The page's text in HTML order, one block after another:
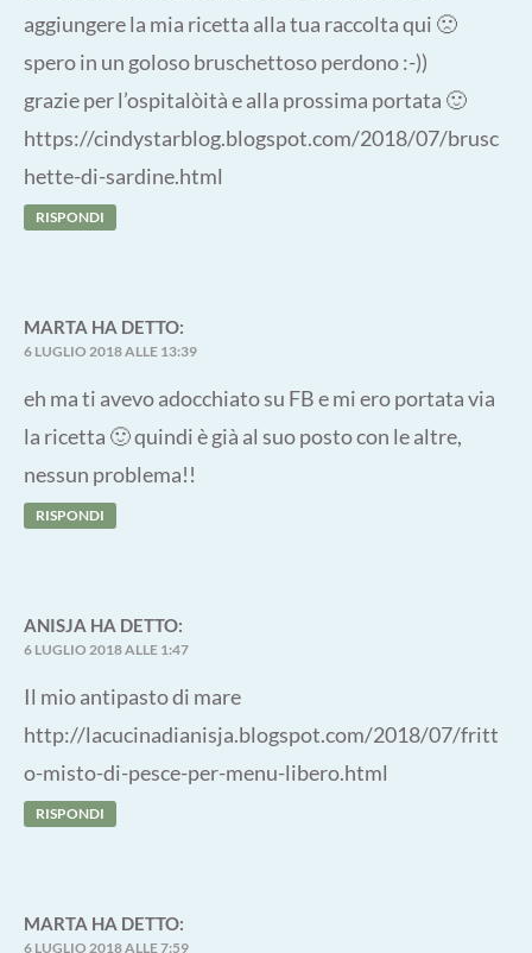
aggiungere la mia ricetta alla tua raccolta qui 🙁
spero in un goloso bruschettoso perdono :-))
grazie per l’ospitalòità e alla prossima portata 🙂
https://cindystarblog.blogspot.com/2018/07/brusc
hette-di-sardine.html
RISPONDI
MARTA HA DETTO:
6 LUGLIO 2018 ALLE 13:39
eh ma ti avevo adocchiato su FB e mi ero portata via
la ricetta 🙂 quindi è già al suo posto con le altre,
nessun problema!!
RISPONDI
ANISJA HA DETTO:
6 LUGLIO 2018 ALLE 1:47
Il mio antipasto di mare
http://lacucinadianisja.blogspot.com/2018/07/fritt
o-misto-di-pesce-per-menu-libero.html
RISPONDI
MARTA HA DETTO:
6 LUGLIO 2018 ALLE 7:59